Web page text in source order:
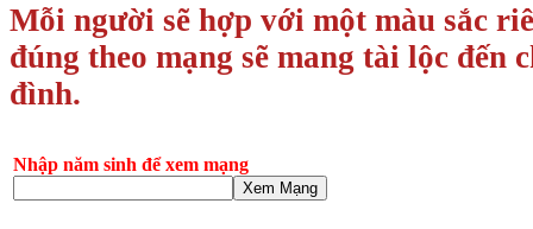
Mỗi người sẽ hợp với một màu sắc
đúng theo mạng sẽ mang tài lộc đến
đình.
Nhập năm sinh để xem mạng
Xem Mạng